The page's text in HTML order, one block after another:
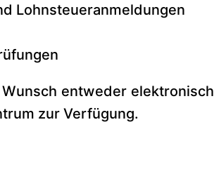
Lohnsteueranmeldungen
entweder elektronisch
zur Verfügung.